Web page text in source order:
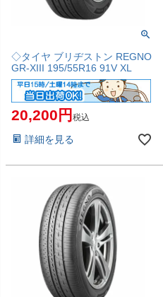
◇タイヤ ブリヂストン REGNO
GR-XIII 195/55R16 91V XL
20,200 税込
詳細を見る